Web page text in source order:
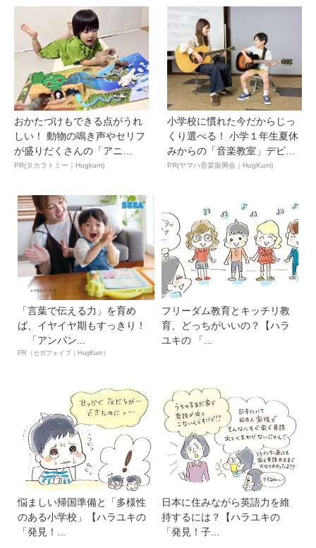
おかたづけもできる点がうれ
しい！ 動物の鳴き声やセリフ
が盛りだくさんの「アニ
ア ...
PR(タカラトミー｜Hugkum)
小学校に慣れた今だからじっ
くり選べる！ 小学１年生夏休
みからの「音楽教室」デビ
ュ...
PR(ヤマハ音楽振興会｜HugKum)
「言葉で伝える力」を育め
ば、イヤイヤ期もすっきり！
「アンパン...
PR（セガフェイブ｜HugKum）
フリーダム教育とキッチリ教
育、どっちがいいの？【ハラ
ユキの 「...
悩ましい帰国準備と「多様性
のある小学校」【ハラユキの
「発見！...
日本に住みながら英語力を維
持するには？【ハラユキの
「発見！子...